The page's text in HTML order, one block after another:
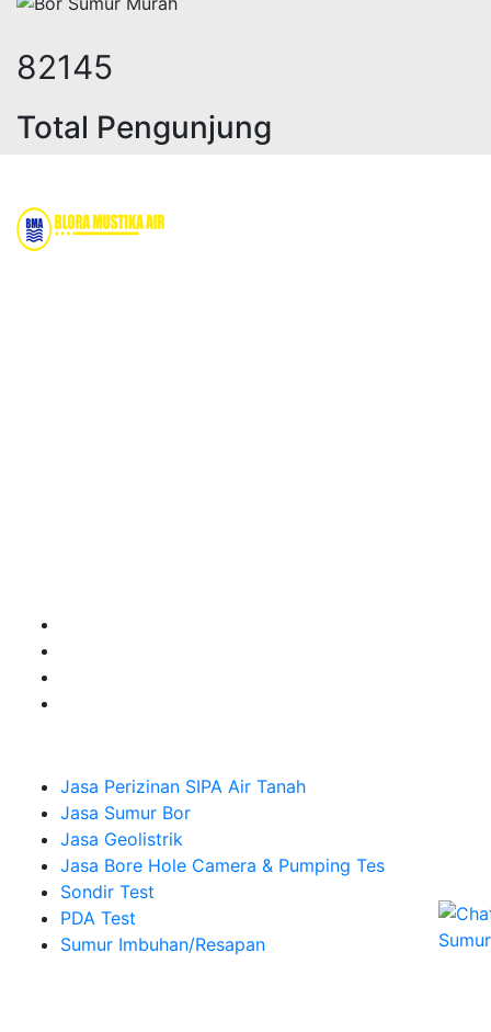
100365
Total Pengunjung
Jasa Perizinan SIPA Air Tanah
Jasa Sumur Bor
Jasa Geolistrik
Jasa Bore Hole Camera & Pumping Tes
Sondir Test
PDA Test
Sumur Imbuhan/Resapan